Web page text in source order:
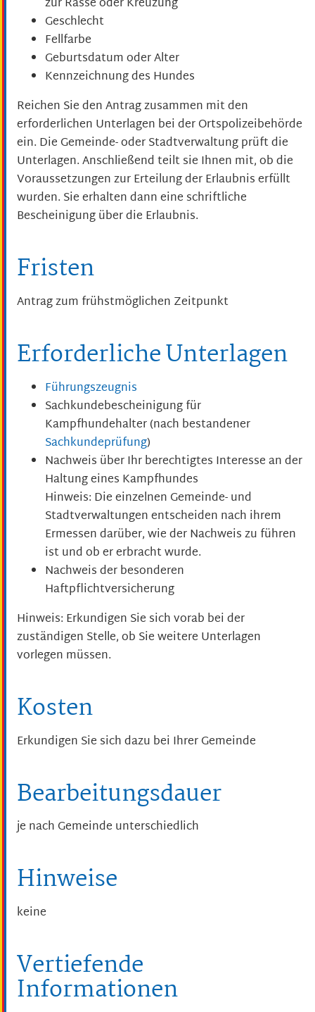
Geschlecht
Fellfarbe
Geburtsdatum oder Alter
Kennzeichnung des Hundes
Reichen Sie den Antrag zusammen mit den
erforderlichen Unterlagen bei der Ortspolizeibehörde
ein. Die Gemeinde- oder Stadtverwaltung prüft die
Unterlagen. Anschließend teilt sie Ihnen mit, ob die
Voraussetzungen zur Erteilung der Erlaubnis erfüllt
wurden. Sie erhalten dann eine schriftliche
Bescheinigung über die Erlaubnis.
Fristen
Antrag zum frühstmöglichen Zeitpunkt
Erforderliche Unterlagen
Führungszeugnis
Sachkundebescheinigung für
Kampfhundehalter (nach bestandener
Sachkundeprüfung)
Nachweis über Ihr berechtigtes Interesse an der
Haltung eines Kampfhundes
Hinweis: Die einzelnen Gemeinde- und
Stadtverwaltungen entscheiden nach ihrem
Ermessen darüber, wie der Nachweis zu führen
ist und ob er erbracht wurde.
Nachweis der besonderen
Haftpflichtversicherung
Hinweis: Erkundigen Sie sich vorab bei der
zuständigen Stelle, ob Sie weitere Unterlagen
vorlegen müssen.
Kosten
Erkundigen Sie sich dazu bei Ihrer Gemeinde
Bearbeitungsdauer
je nach Gemeinde unterschiedlich
Hinweise
keine
Vertiefende
Informationen